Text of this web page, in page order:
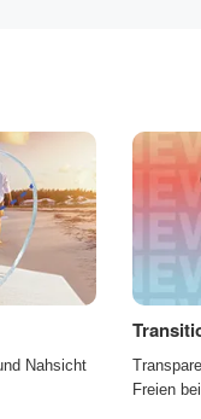
Nahsicht
Freien